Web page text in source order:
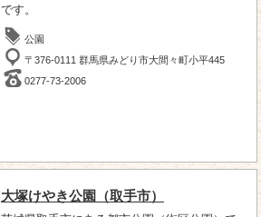
です。
公園
〒376-0111 群馬県みどり市大間々町小平445
0277-73-2006
大塚けやき公園（取手市）